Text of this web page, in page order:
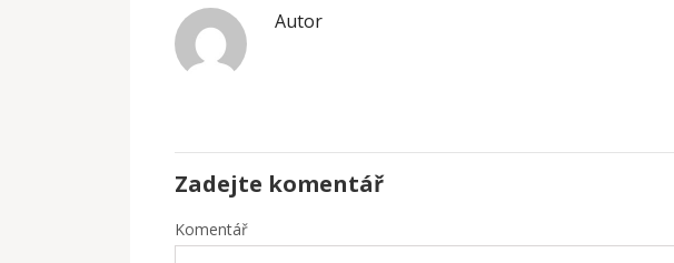
Autor
Zadejte komentář
Komentář